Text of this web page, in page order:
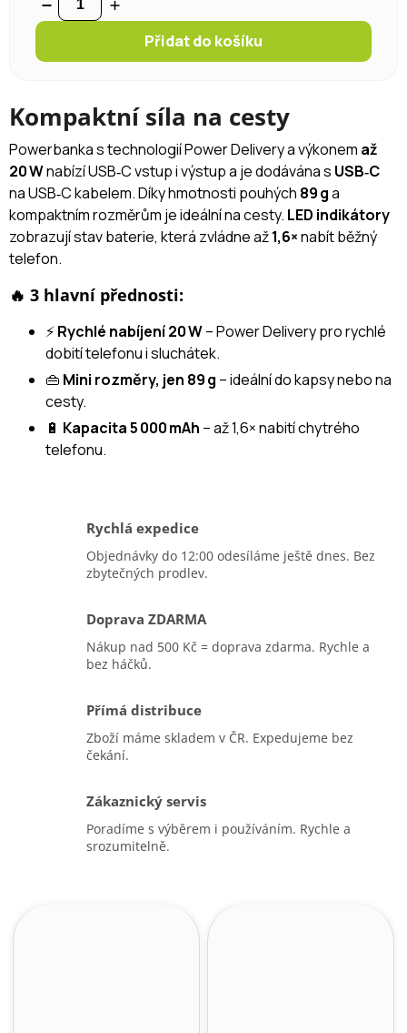
Přidat do košíku
Kompaktní síla na cesty
Powerbanka s technologií Power Delivery a výkonem až
20 Wnabízí USB‑C vstup i výstup a je dodávána s USB‑C
na USB‑C kabelem. Díky hmotnosti pouhých 89 ga
kompaktním rozměrům je ideální na cesty. LED indikátory
zobrazují stav baterie, která zvládne až1,6×nabít běžný
telefon.
🔥 3 hlavní přednosti:
⚡Rychlé nabíjení 20 W– Power Delivery pro rychlé
dobití telefonu i sluchátek.
👜 Mini rozměry, jen 89 g – ideální do kapsy nebo na
cesty.
🔋 Kapacita 5 000 mAh – až 1,6× nabití chytrého
telefonu.
Rychlá expedice
Objednávky do 12:00 odesíláme ještě dnes. Bez
zbytečných prodlev.
Doprava ZDARMA
Nákup nad 500 Kč = doprava zdarma. Rychle a
bez háčků.
Přímá distribuce
Zboží máme skladem v ČR. Expedujeme bez
čekání.
Zákaznický servis
Poradíme s výběrem i používáním. Rychle a
srozumitelně.